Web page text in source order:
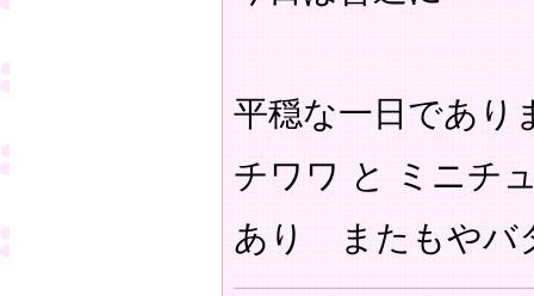
平穏な一日であ
チワワ と ミニチ
あり またもや